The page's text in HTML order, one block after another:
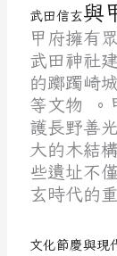
武田信玄與
甲府擁有
武田神社
的躑躅崎
等文物 。
護長野善
大的木結
些遺址不
玄時代的
文化節慶與現